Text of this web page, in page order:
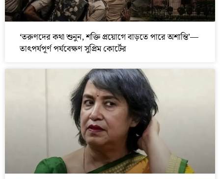
‘তরুণদের কথা শুনুন, শক্তি প্রয়োগে বাড়তে পারে অশান্তি’—
তাৎপর্যপূর্ণ পর্যবেক্ষণ সুপ্রিম কোর্টের